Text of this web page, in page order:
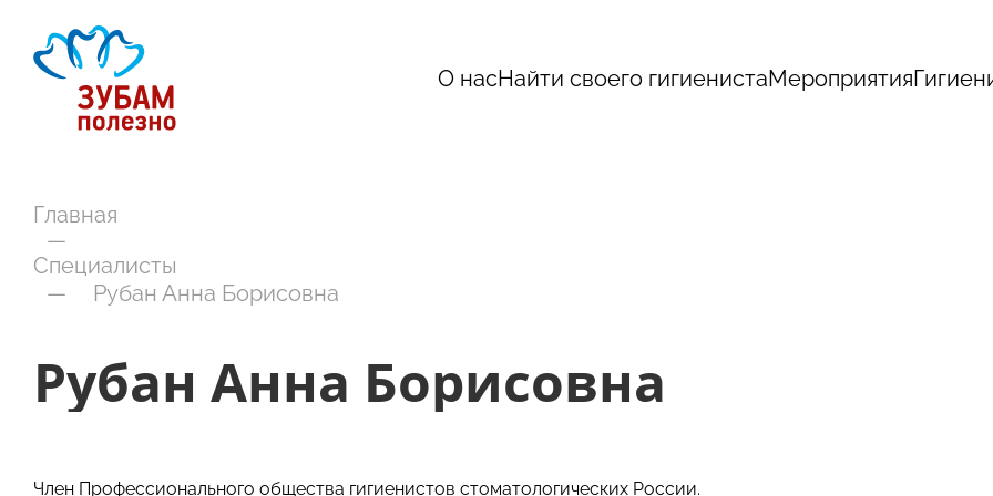
О насНайти своего гигиенистаМероприятия
Рубан Анна Борисовна
Главная
—
Специалисты
—
Рубан Анна Борисовна
Член Профессионального общества гигиенистов стоматологических России.